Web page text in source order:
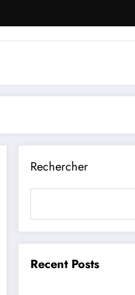
Rechercher
Recent Posts